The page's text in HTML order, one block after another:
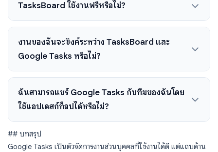
TasksBoard ใช้งานฟรีหรือไม่?
งานของฉันจะซิงค์ระหว่าง TasksBoard และ
Google Tasks หรือไม่?
ฉันสามารถแชร์ Google Tasks กับทีมของฉันโดย
ใช้แอปเดสก์ท็อปได้หรือไม่?
## บทสรุป
Google Tasks เป็นตัวจัดการงานส่วนบุคคลที่ใช้งานได้ดี แต่แถบด้าน